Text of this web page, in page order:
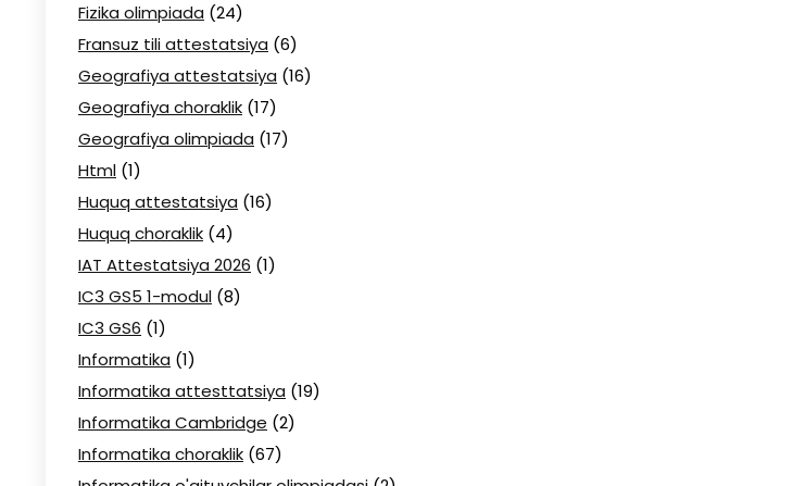
Fizika olimpiada (24)
Fransuz tili attestatsiya (6)
Geografiya attestatsiya (16)
Geografiya choraklik (17)
Geografiya olimpiada (17)
Html (1)
Huquq attestatsiya (16)
Huquq choraklik (4)
IAT Attestatsiya 2026 (1)
IC3 GS5 1-modul (8)
IC3 GS6 (1)
Informatika (1)
Informatika attesttatsiya (19)
Informatika Cambridge (2)
Informatika choraklik (67)